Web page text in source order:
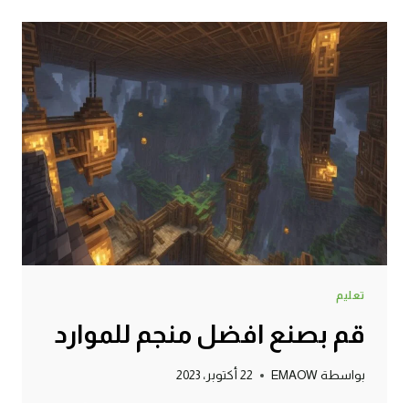
تعليم
قم بصنع افضل منجم للموارد
بواسطة EMAOW 22 أكتوبر، 2023